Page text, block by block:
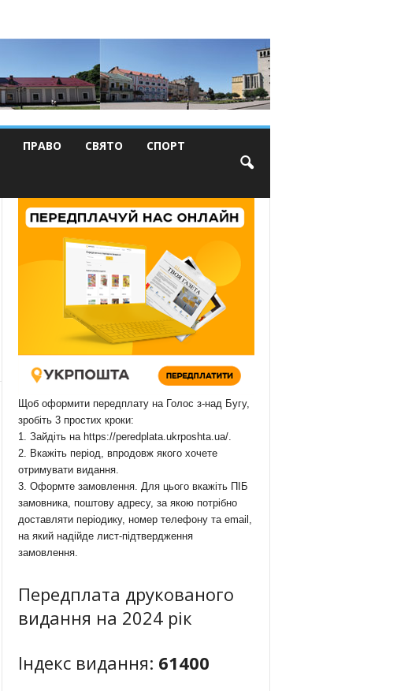
ПРАВО СВЯТО СПОРТ
Щоб оформити передплату на Голос з-над Бугу,
зробіть 3 простих кроки:
1. Зайдіть на https://peredplata.ukrposhta.ua/.
2. Вкажіть період, впродовж якого хочете
отримувати видання.
3. Оформте замовлення. Для цього вкажіть ПІБ
замовника, поштову адресу, за якою потрібно
доставляти періодику, номер телефону та email,
на який надійде лист-підтвердження
замовлення.
Передплата друкованого
видання на 2024 рік
Індекс видання: 61400